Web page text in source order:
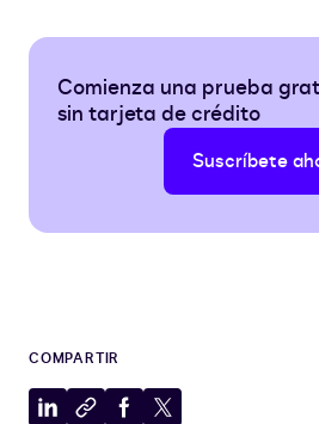
Comienza una prueba
sin tarjeta de crédito
Suscríbete
COMPARTIR
Compartir
CopiarCompartirCompartir